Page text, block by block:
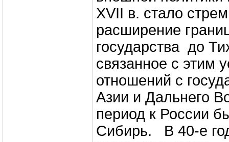
XVII в. стало
расширение
государства до
связанное с этим
отношений с
Азии и Дальнего
период к России
Сибирь. В 40-е